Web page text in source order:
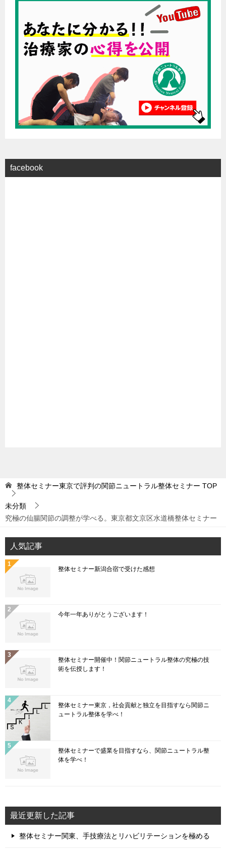
facebook
整体セミナー東京で評判の関節ニュートラル整体セミナー TOP
未分類
究極の仙腸関節の調整が学べる。東京都文京区水道橋整体セミナー
人気記事
整体セミナー新潟合宿で受けた感想
今年一年ありがとうございます！
整体セミナー開催中！関節ニュートラル整体の究極の技
術を伝授します！
整体セミナー東京，社会貢献と独立を目指すなら関節ニ
ュートラル整体を学べ！
整体セミナーで盛業を目指すなら、関節ニュートラル整
体を学べ！
最近更新した記事
整体セミナー関東、手技療法とリハビリテーションを極める